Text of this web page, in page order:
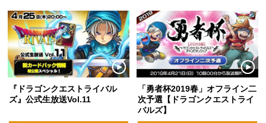
『ドラゴンクエストライバル
ズ』公式生放送Vol.11
「勇者杯2019春」オフライン二
次予選【ドラゴンクエストライ
バルズ】